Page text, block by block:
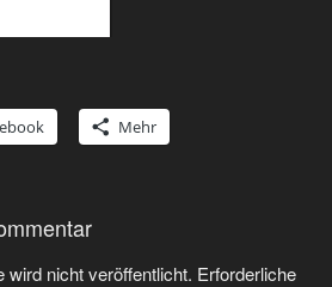
Mehr
wird nicht veröffentlicht. Erforderliche